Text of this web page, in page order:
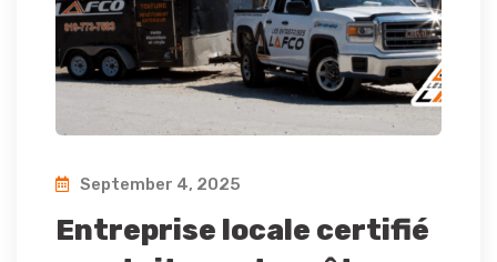
September 4, 2025
Entreprise locale certifié